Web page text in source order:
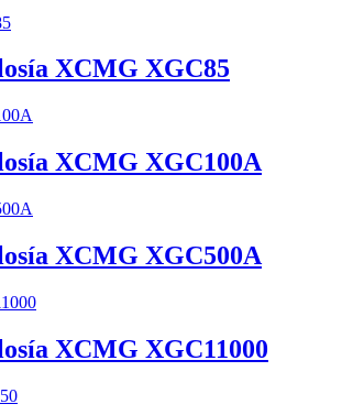
XCMG XGC85
XCMG XGC100A
XCMG XGC500A
XCMG XGC11000